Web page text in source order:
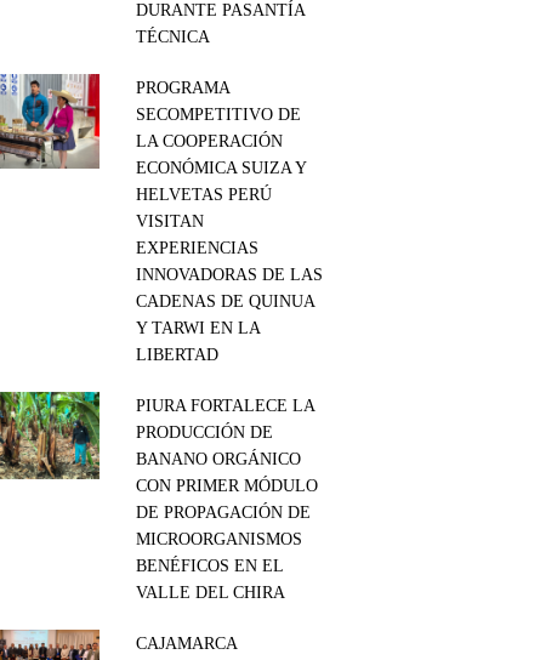
DURANTE PASANTÍA
TÉCNICA
PROGRAMA
SECOMPETITIVO DE
LA COOPERACIÓN
ECONÓMICA SUIZA Y
HELVETAS PERÚ
VISITAN
EXPERIENCIAS
INNOVADORAS DE LAS
CADENAS DE QUINUA
Y TARWI EN LA
LIBERTAD
PIURA FORTALECE LA
PRODUCCIÓN DE
BANANO ORGÁNICO
CON PRIMER MÓDULO
DE PROPAGACIÓN DE
MICROORGANISMOS
BENÉFICOS EN EL
VALLE DEL CHIRA
CAJAMARCA